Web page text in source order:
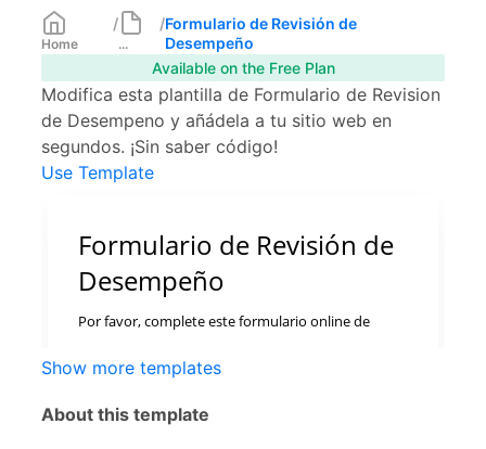
Home
/
...
/Formulario de Revisión de
Desempeño
Available on the Free Plan
Modifica esta plantilla de Formulario de Revision
de Desempeno y añádela a tu sitio web en
segundos. ¡Sin saber código!
Use Template
Show more templates
About this template